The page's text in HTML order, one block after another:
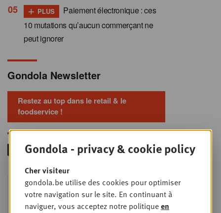
+ PLUS
Paiement électronique : ces
10 mutations qu’aucun commerçant ne
peut ignorer
Gondola Newsletter
Restez au top dans le retail & le
foodservice !
MER
9
SEPT
Foodservice - Joint
business planning
Intro to Negotiation: Succes aan de
Gondola - privacy & cookie policy
Cher visiteur
gondola.be utilise des cookies pour optimiser
votre navigation sur le site. En continuant à
naviguer, vous acceptez notre politiqueen